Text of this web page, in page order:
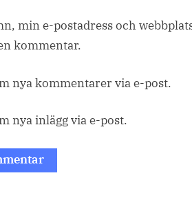
min e-postadress och
kommentar.
nya kommentarer via e-post.
nya inlägg via e-post.